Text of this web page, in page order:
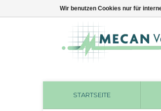
STARTSEITE
Wir benutzen Cookies nur für